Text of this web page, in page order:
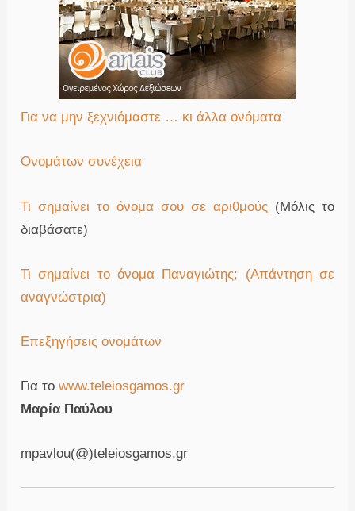
Για να μην ξεχνιόμαστε … κι άλλα ονόματα
Ονομάτων συνέχεια
Τι σημαίνει το όνομα σου σε αριθμούς (Μόλις το
διαβάσατε)
Τι σημαίνει το όνομα Παναγιώτης; (Απάντηση σε
αναγνώστρια)
Επεξηγήσεις ονομάτων
Για τοwww.teleiosgamos.gr
Μαρία Παύλου
mpavlou(@)teleiosgamos.gr